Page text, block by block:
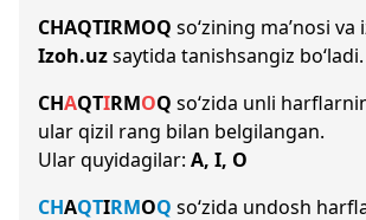
CHAQTIRMOQ so‘zining ma’nosi
Izoh.uzsaytida tanishsangiz bo‘ladi.
CHAQTIRMOQ so‘zida unli
ular qizil rang bilan belgilangan.
Ular quyidagilar: A, I, O
CHAQTIRMOQ so‘zida undosh